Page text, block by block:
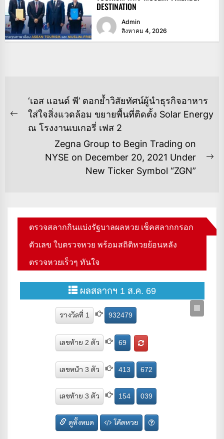
DESTINATION
Admin
สิงหาคม 4, 2026
แนะแนว
เรื่อง
Previous
post:
‘เอส แอนด์ พี’ ตอกย้ำวิสัยทัศน์ผู้นำธุรกิจอาหาร
ใส่ใจสิ่งแวดล้อม​ ขยายพื้นที่ติดตั้ง Solar Energy
ณ โรงงานเบเกอรี่ เฟส 2
Zegna Group to Begin Trading on
NYSE on December 20, 2021 Under
New Ticker Symbol “ZGN”
ตรวจสลากกินแบ่งรัฐบาลผลหวย เช็คสลากกรอก
ตัวเลข ใบตรวจหวย พร้อมสถิติหวยย้อนหลัง
ตรวจหวยเร็วๆ ทันใจ